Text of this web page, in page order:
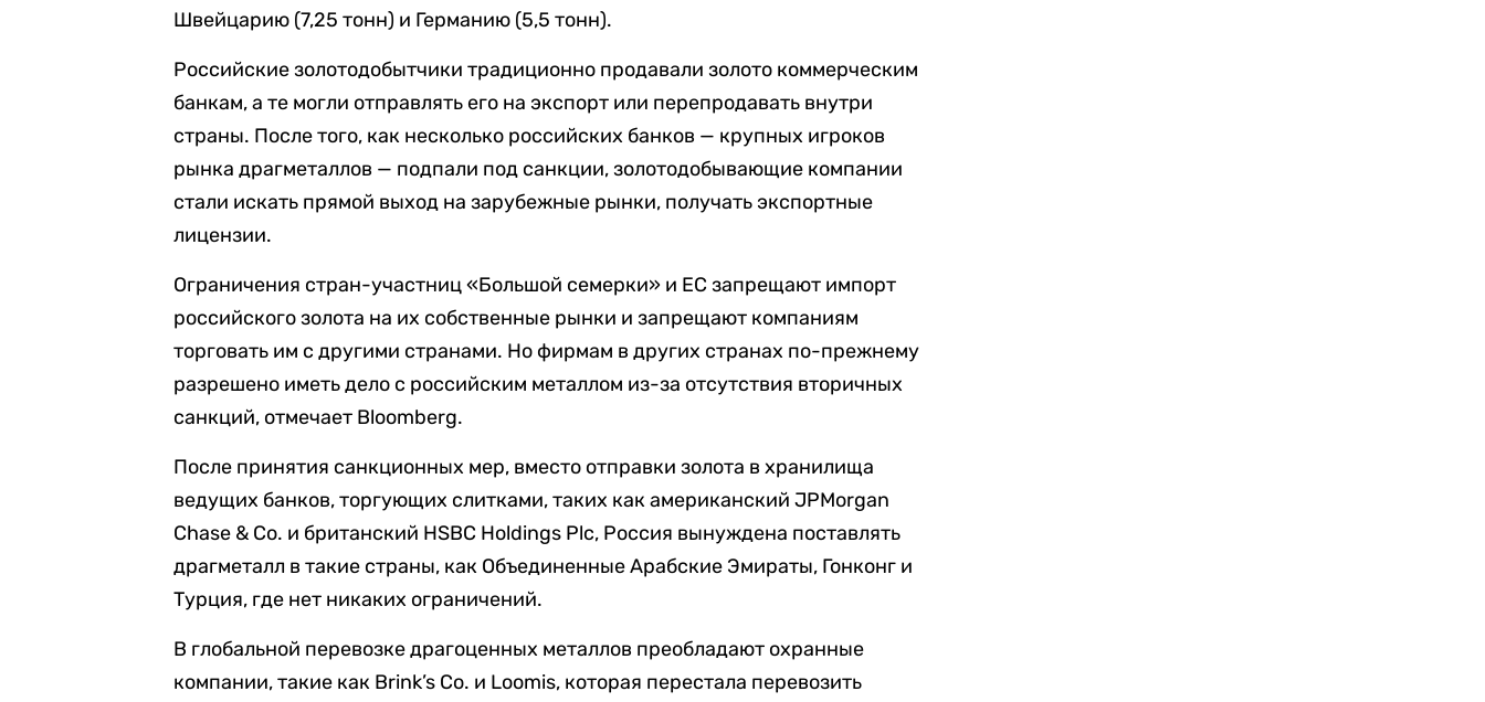
Швейцарию (7,25 тонн) и Германию (5,5 тонн).
Российские золотодобытчики традиционно продавали золото коммерческим
банкам, а те могли отправлять его на экспорт или перепродавать внутри
страны. После того, как несколько российских банков — крупных игроков
рынка драгметаллов — подпали под санкции, золотодобывающие компании
стали искать прямой выход на зарубежные рынки, получать экспортные
лицензии.
Ограничения стран-участниц «Большой семерки» и ЕС запрещают импорт
российского золота на их собственные рынки и запрещают компаниям
торговать им с другими странами. Но фирмам в других странах по-прежнему
разрешено иметь дело с российским металлом из-за отсутствия вторичных
санкций, отмечает Bloomberg.
После принятия санкционных мер, вместо отправки золота в хранилища
ведущих банков, торгующих слитками, таких как американский JPMorgan
Chase & Co. и британский HSBC Holdings Plc, Россия вынуждена поставлять
драгметалл в такие страны, как Объединенные Арабские Эмираты, Гонконг и
Турция, где нет никаких ограничений.
В глобальной перевозке драгоценных металлов преобладают охранные
компании, такие как Brink’s Co. и Loomis, которая перестала перевозить